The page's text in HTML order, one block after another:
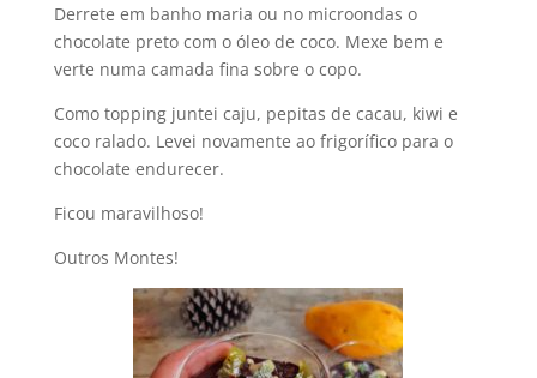
Derrete em banho maria ou no microondas o
chocolate preto com o óleo de coco. Mexe bem e
verte numa camada fina sobre o copo.
Como topping juntei caju, pepitas de cacau, kiwi e
coco ralado. Levei novamente ao frigorífico para o
chocolate endurecer.
Ficou maravilhoso!
Outros Montes!